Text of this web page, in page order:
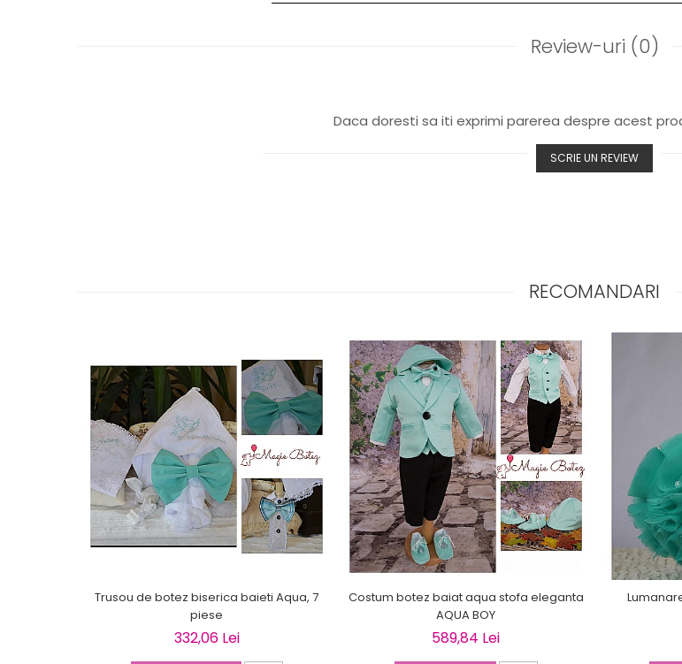
Review-uri (0)
Daca doresti sa iti exprimi parerea despre acest
SCRIE UN REVIEW
RECOMANDARI
Trusou de botez biserica baieti Aqua, 7
piese
332,06 Lei
Costum botez baiat aqua stofa eleganta
AQUA BOY
589,84 Lei